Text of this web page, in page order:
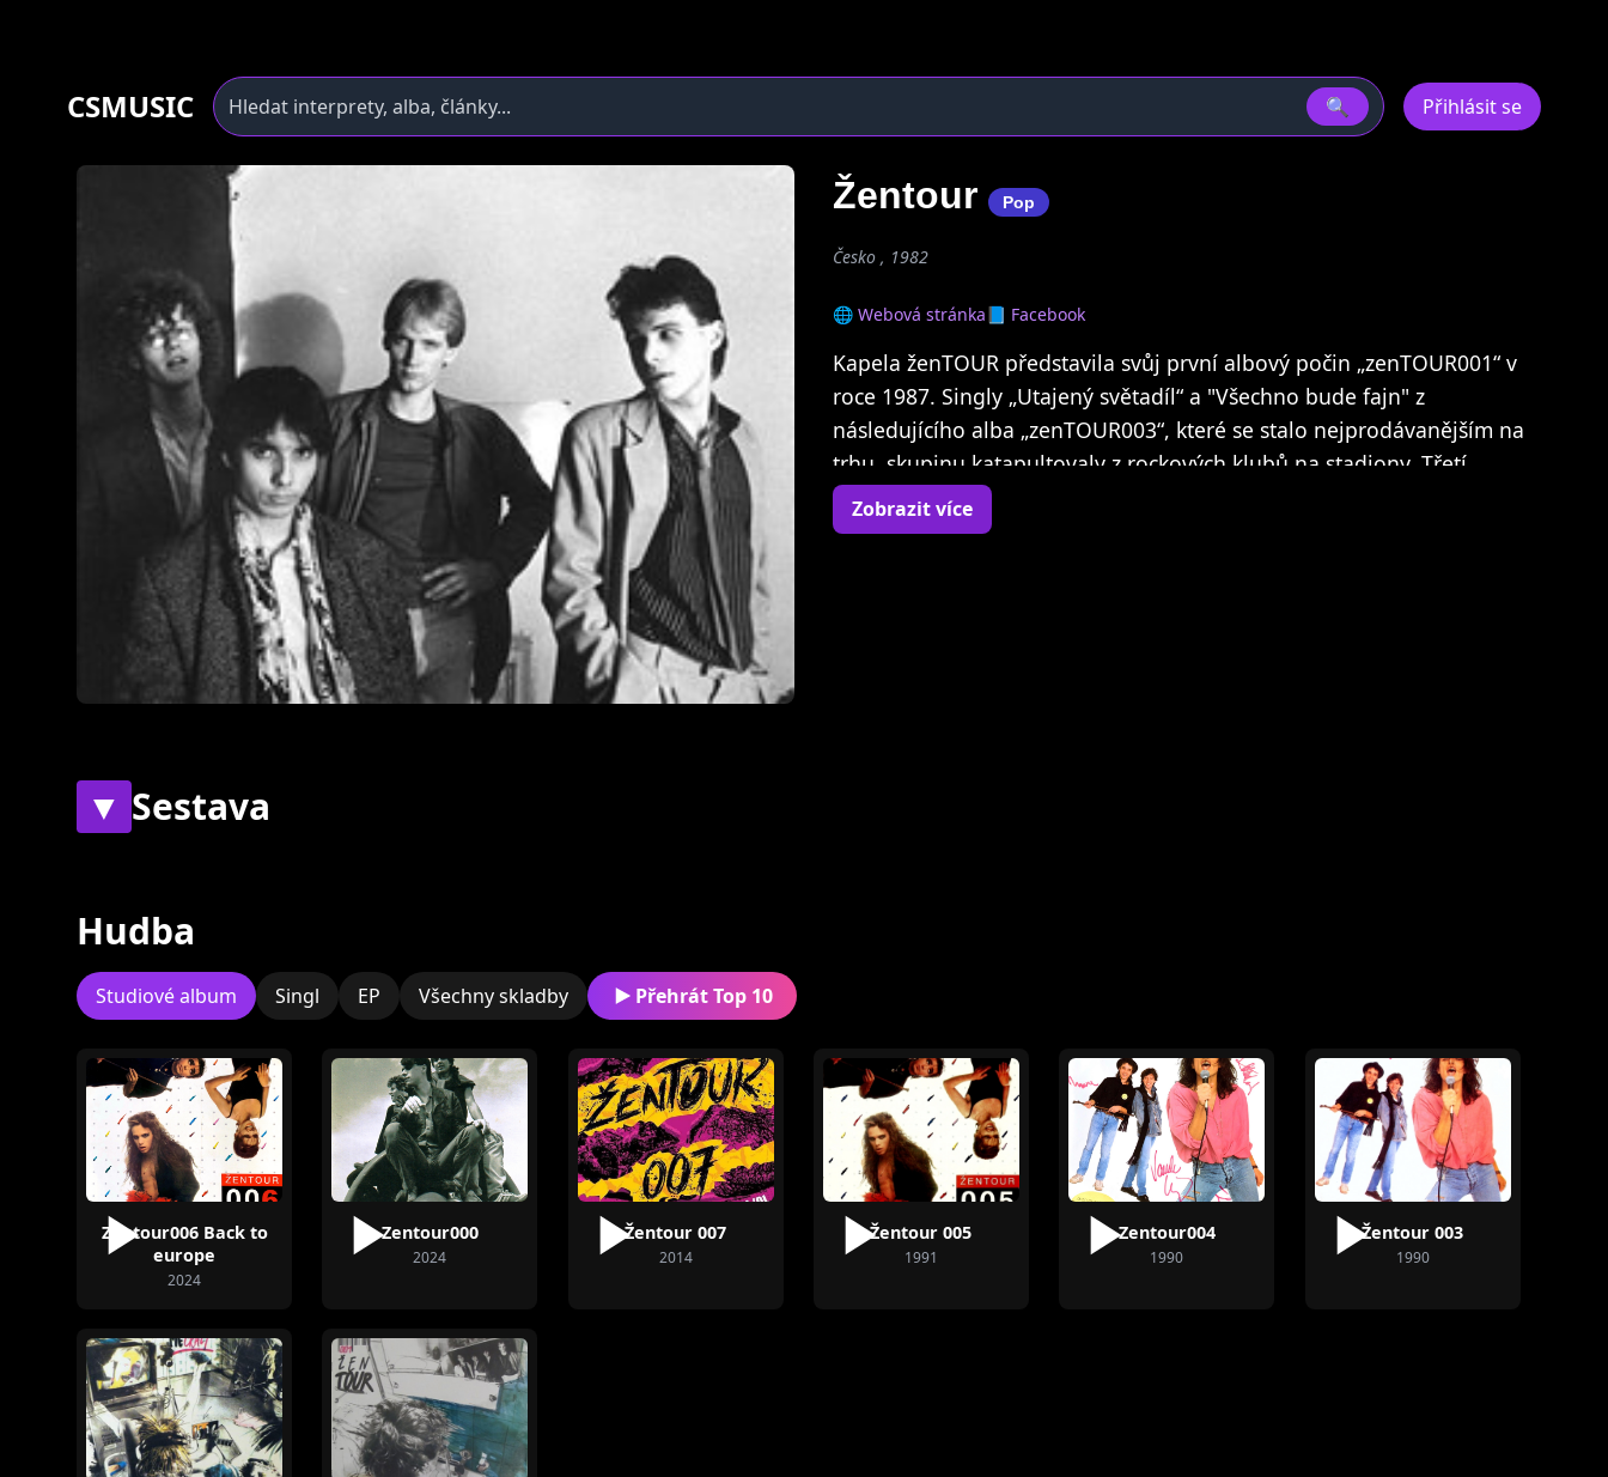
CSMUSIC 🔍 Přihlásit se
Žentour Pop
Česko , 1982
🌐 Webová stránka📘 Facebook
Kapela ženTOUR představila svůj první albový počin „zenTOUR001“ v
roce 1987. Singly „Utajený světadíl“ a "Všechno bude fajn" z
následujícího alba „zenTOUR003“, které se stalo nejprodávanějším na
trhu, skupinu katapultovaly z rockových klubů na stadiony. Třetí
řadová deska stvořila legendární hit "Proklínám", ženTOUR obsadil
první místa radiových a televizních hitparád.
Zobrazit více
▼ Sestava
Janek Ledecký
Hudba
Studiové album Singl EP Všechny skladby Přehrát Top 10
Zentour006 Back to
europe
2024
Zentour000
2024
Žentour 007
2014
Žentour 005
1991
Zentour004
1990
Žentour 003
1990